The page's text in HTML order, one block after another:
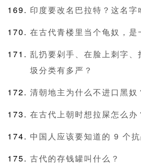
印度要改名巴拉特？这名字
在古代青楼里当个龟奴，是
乱扔要剁手、在脸上刺字
圾分类有多严？
清朝地主为什么不进口黑奴
在古代上朝时想拉屎怎么办
中国人应该要知道的 9 个
古代的存钱罐叫什么？